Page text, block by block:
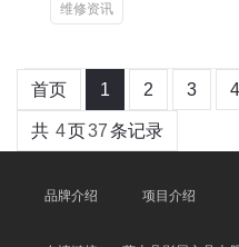
维修资讯
首页 1 2 3 4
共 4页37条记录
品牌介绍 项目介绍